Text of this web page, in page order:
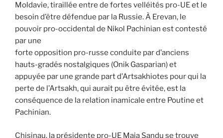
Moldavie, tiraillée entre de fortes velléités pro-UE et le
besoin d’être défendue par la Russie. À Erevan, le
pouvoir pro-occidental de Nikol Pachinian est contesté
par une
forte opposition pro-russe conduite par d’anciens
hauts-gradés nostalgiques (Onik Gasparian) et
appuyée par une grande part d’Artsakhiotes pour qui la
perte de l’Artsakh, qui aurait pu être évitée, est la
conséquence de la relation inamicale entre Poutine et
Pachinian.
Chisinau, la présidente pro-UE Maia Sandu se trouve